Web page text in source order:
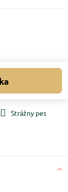
Strážny pes